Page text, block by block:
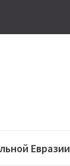
Евразии